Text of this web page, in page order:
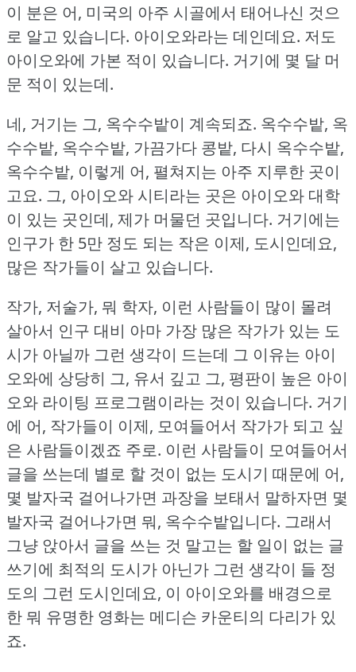
이 분은 어, 미국의 아주 시골에서 태어나신 것으
로 알고 있습니다. 아이오와라는 데인데요. 저도
아이오와에 가본 적이 있습니다. 거기에 몇 달 머
문 적이 있는데.
네, 거기는 그, 옥수수밭이 계속되죠. 옥수수밭, 옥
수수밭, 옥수수밭, 가끔가다 콩밭, 다시 옥수수밭,
옥수수밭, 이렇게 어, 펼쳐지는 아주 지루한 곳이
고요. 그, 아이오와 시티라는 곳은 아이오와 대학
이 있는 곳인데, 제가 머물던 곳입니다. 거기에는
인구가 한 5만 정도 되는 작은 이제, 도시인데요,
많은 작가들이 살고 있습니다.
작가, 저술가, 뭐 학자, 이런 사람들이 많이 몰려
살아서 인구 대비 아마 가장 많은 작가가 있는 도
시가 아닐까 그런 생각이 드는데 그 이유는 아이
오와에 상당히 그, 유서 깊고 그, 평판이 높은 아이
오와 라이팅 프로그램이라는 것이 있습니다. 거기
에 어, 작가들이 이제, 모여들어서 작가가 되고 싶
은 사람들이겠죠 주로. 이런 사람들이 모여들어서
글을 쓰는데 별로 할 것이 없는 도시기 때문에 어,
몇 발자국 걸어나가면 과장을 보태서 말하자면 몇
발자국 걸어나가면 뭐, 옥수수밭입니다. 그래서
그냥 앉아서 글을 쓰는 것 말고는 할 일이 없는 글
쓰기에 최적의 도시가 아닌가 그런 생각이 들 정
도의 그런 도시인데요, 이 아이오와를 배경으로
한 뭐 유명한 영화는 메디슨 카운티의 다리가 있
죠.